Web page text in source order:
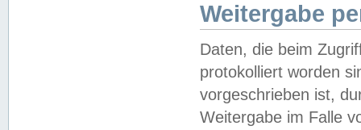
Weitergabe
Daten, die beim
protokolliert worden
vorgeschrieben ist,
Weitergabe im Falle